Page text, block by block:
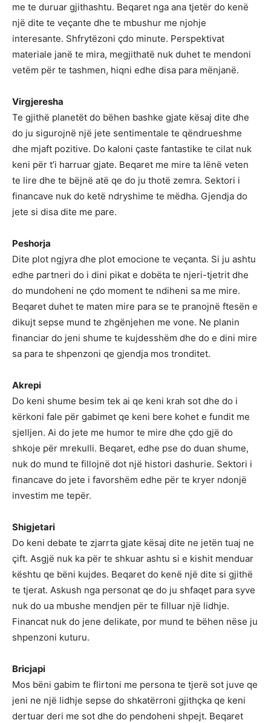
me te duruar gjithashtu. Beqaret nga ana tjetër do kenë
një dite te veçante dhe te mbushur me njohje
interesante. Shfrytëzoni çdo minute. Perspektivat
materiale janë te mira, megjithatë nuk duhet te mendoni
vetëm për te tashmen, hiqni edhe disa para mënjanë.
Virgjeresha
Te gjithë planetët do bëhen bashke gjate kësaj dite dhe
do ju sigurojnë një jete sentimentale te qëndrueshme
dhe mjaft pozitive. Do kaloni çaste fantastike te cilat nuk
keni për t’i harruar gjate. Beqaret me mire ta lënë veten
te lire dhe te bëjnë atë qe do ju thotë zemra. Sektori i
financave nuk do ketë ndryshime te mëdha. Gjendja do
jete si disa dite me pare.
Peshorja
Dite plot ngjyra dhe plot emocione te veçanta. Si ju ashtu
edhe partneri do i dini pikat e dobëta te njeri-tjetrit dhe
do mundoheni ne çdo moment te ndiheni sa me mire.
Beqaret duhet te maten mire para se te pranojnë ftesën e
dikujt sepse mund te zhgënjehen me vone. Ne planin
financiar do jeni shume te kujdesshëm dhe do e dini mire
sa para te shpenzoni qe gjendja mos tronditet.
Akrepi
Do keni shume besim tek ai qe keni krah sot dhe do i
kërkoni fale për gabimet qe keni bere kohet e fundit me
sjelljen. Ai do jete me humor te mire dhe çdo gjë do
shkoje për mrekulli. Beqaret, edhe pse do duan shume,
nuk do mund te fillojnë dot një histori dashurie. Sektori i
financave do jete i favorshëm edhe për te kryer ndonjë
investim me tepër.
Shigjetari
Do keni debate te zjarrta gjate kësaj dite ne jetën tuaj ne
çift. Asgjë nuk ka për te shkuar ashtu si e kishit menduar
kështu qe bëni kujdes. Beqaret do kenë një dite si gjithë
te tjerat. Askush nga personat qe do ju shfaqet para syve
nuk do ua mbushe mendjen për te filluar një lidhje.
Financat nuk do jene delikate, por mund te bëhen nëse ju
shpenzoni kuturu.
Bricjapi
Mos bëni gabim te flirtoni me persona te tjerë sot juve qe
jeni ne një lidhje sepse do shkatërroni gjithçka qe keni
dertuar deri me sot dhe do pendoheni shpejt. Beqaret